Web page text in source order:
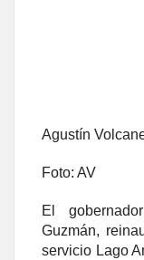
Agustín
Foto: AV
El
Guzmán,
servicio Lago